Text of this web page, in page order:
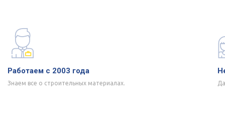
Работаем с 2003 года
Знаем все о строительных материалах.